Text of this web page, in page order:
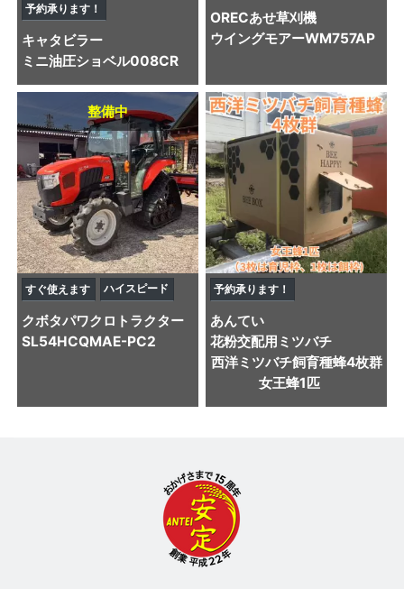
予約承ります！
キャタビラー
ミニ油圧ショベル008CR
ORECあせ草刈機
ウイングモアーWM757AP
整備中
すぐ使えます ハイスピード
クボタパワクロトラクター
SL54HCQMAE-PC2
予約承ります！
あんてい
花粉交配用ミツバチ
西洋ミツバチ飼育種蜂4枚群
女王蜂1匹